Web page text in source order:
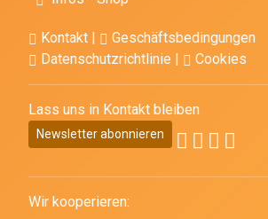
Kontakt
Geschäftsbedingungen
Datenschutzrichtlinie
Cookies
Lass uns in Kontakt bleiben
Newsletter abonnieren
Wir kooperieren: